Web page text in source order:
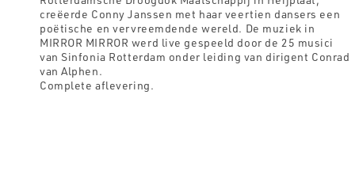
creëerde Conny Janssen met haar veertien dansers een
poëtische en vervreemdende wereld. De muziek in
MIRROR MIRROR werd live gespeeld door de 25 musici
van Sinfonia Rotterdam onder leiding van dirigent Conrad
van Alphen.
Complete aflevering.